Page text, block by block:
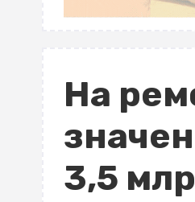
На
3,5